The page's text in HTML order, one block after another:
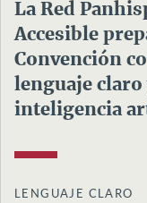
La Red
Accesible
Convención
lenguaje claro
inteligencia
LENGUAJE CLARO